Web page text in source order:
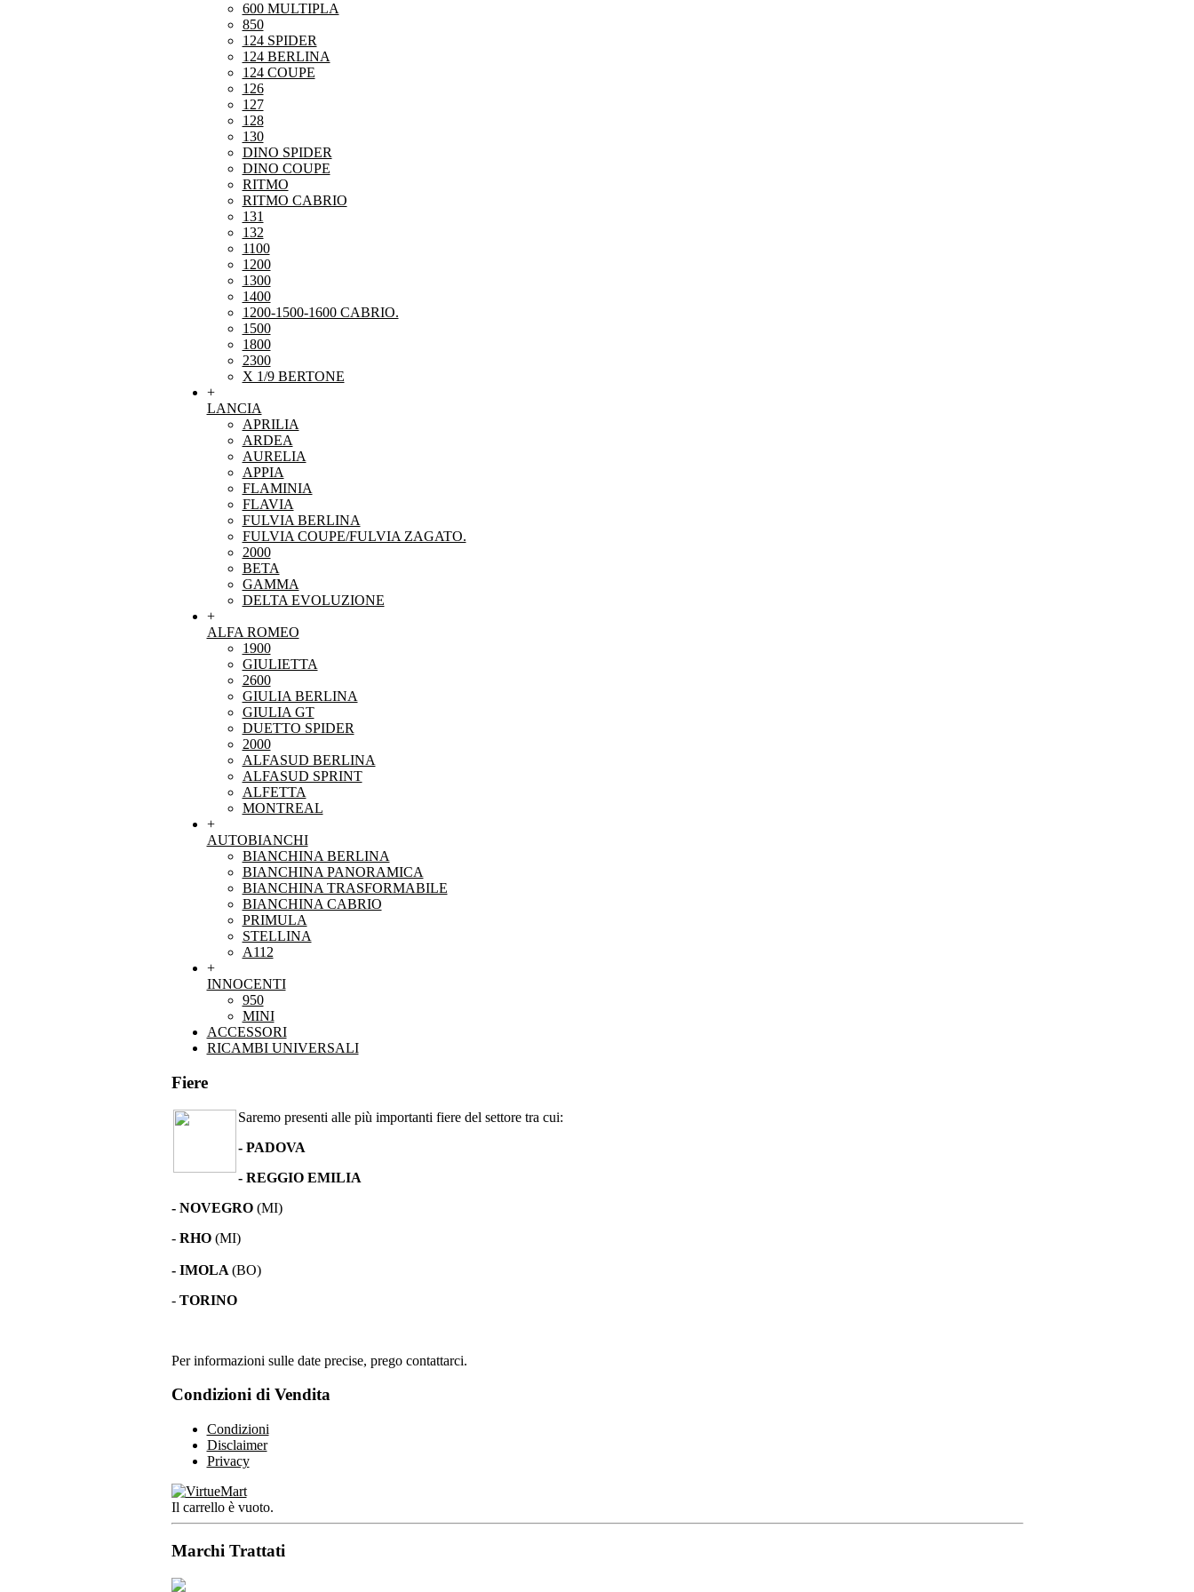
600 MULTIPLA
850
124 SPIDER
124 BERLINA
124 COUPE
126
127
128
130
DINO SPIDER
DINO COUPE
RITMO
RITMO CABRIO
131
132
1100
1200
1300
1400
1200-1500-1600 CABRIO.
1500
1800
2300
X 1/9 BERTONE
+
LANCIA
APRILIA
ARDEA
AURELIA
APPIA
FLAMINIA
FLAVIA
FULVIA BERLINA
FULVIA COUPE/FULVIA ZAGATO.
2000
BETA
GAMMA
DELTA EVOLUZIONE
+
ALFA ROMEO
1900
GIULIETTA
2600
GIULIA BERLINA
GIULIA GT
DUETTO SPIDER
2000
ALFASUD BERLINA
ALFASUD SPRINT
ALFETTA
MONTREAL
+
AUTOBIANCHI
BIANCHINA BERLINA
BIANCHINA PANORAMICA
BIANCHINA TRASFORMABILE
BIANCHINA CABRIO
PRIMULA
STELLINA
A112
+
INNOCENTI
950
MINI
ACCESSORI
RICAMBI UNIVERSALI
Fiere
Saremo presenti alle più importanti fiere del settore tra cui:
- PADOVA
- REGGIO EMILIA
- NOVEGRO(MI)
-RHO (MI)
- IMOLA (BO)
- TORINO
Per informazioni sulle date precise, prego contattarci.
Condizioni di Vendita
Condizioni
Disclaimer
Privacy
Il carrello è vuoto.
Marchi Trattati